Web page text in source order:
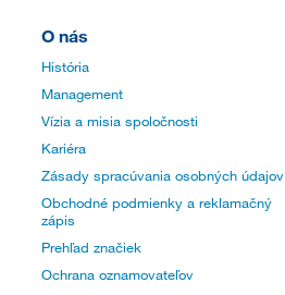
O nás
História
Management
Vízia a misia spoločnosti
Kariéra
Zásady spracúvania osobných údajov
Obchodné podmienky a reklamačný
zápis
Prehľad značiek
Ochrana oznamovateľov